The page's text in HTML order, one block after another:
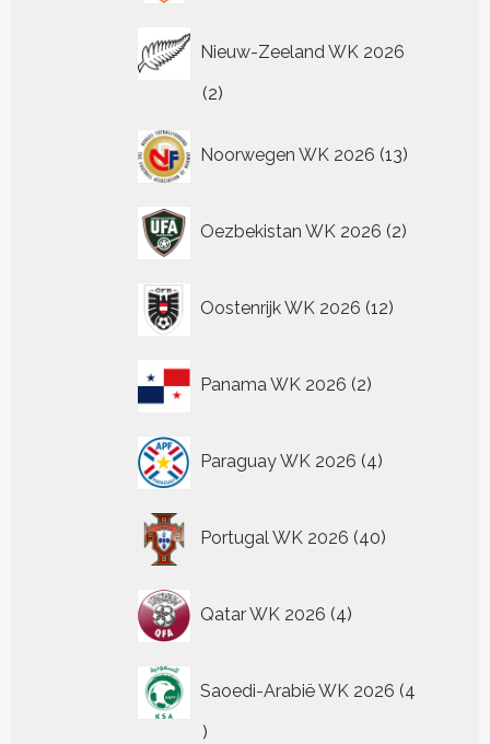
Nieuw-Zeeland WK 2026
22
Noorwegen WK 2026 13
producten
Oezbekistan WK 2026 2
producten
Oostenrijk WK 2026 12
producten
Panama WK 2026 2
producten
Paraguay WK 2026 4
producten
Portugal WK 2026 40
producten
Qatar WK 2026 4
producten
Saoedi-Arabië WK 2026 4
4